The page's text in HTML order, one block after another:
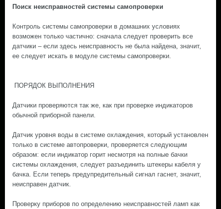
Поиск неисправностей системы самопроверки
Контроль системы самопроверки в домашних условиях
возможен только частично: сначала следует проверить все
датчики – если здесь неисправность не была найдена, значит,
ее следует искать в модуле системы самопроверки.
ПОРЯДОК ВЫПОЛНЕНИЯ
Датчики проверяются так же, как при проверке индикаторов
обычной приборной панели.
Датчик уровня воды в системе охлаждения, который установлен
только в системе автопроверки, проверяется следующим
образом: если индикатор горит несмотря на полные бачки
системы охлаждения, следует разъединить штекеры кабеля у
бачка. Если теперь предупредительный сигнал гаснет, значит,
неисправен датчик.
Проверку приборов по определению неисправностей ламп как